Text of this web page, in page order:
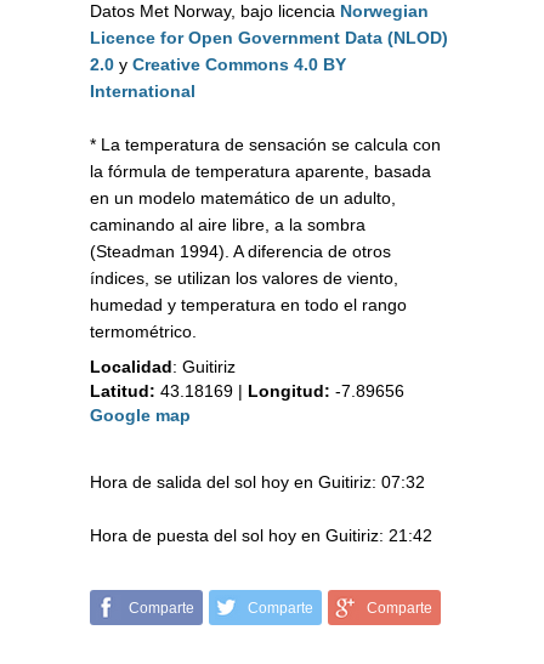
Datos Met Norway, bajo licencia Norwegian
Licence for Open Government Data (NLOD)
2.0 y Creative Commons 4.0 BY
International
* La temperatura de sensación se calcula con
la fórmula de temperatura aparente, basada
en un modelo matemático de un adulto,
caminando al aire libre, a la sombra
(Steadman 1994). A diferencia de otros
índices, se utilizan los valores de viento,
humedad y temperatura en todo el rango
termométrico.
Localidad: Guitiriz
Latitud: 43.18169 | Longitud: -7.89656
Google map
Hora de salida del sol hoy en Guitiriz: 07:32
Hora de puesta del sol hoy en Guitiriz: 21:42
Comparte Comparte Comparte